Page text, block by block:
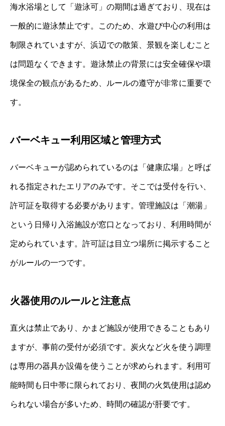
海水浴場として「遊泳可」の期間は過ぎており、現在は
一般的に遊泳禁止です。このため、水遊び中心の利用は
制限されていますが、浜辺での散策、景観を楽しむこと
は問題なくできます。遊泳禁止の背景には安全確保や環
境保全の観点があるため、ルールの遵守が非常に重要で
す。
バーベキュー利用区域と管理方式
バーベキューが認められているのは「健康広場」と呼ば
れる指定されたエリアのみです。そこでは受付を行い、
許可証を取得する必要があります。管理施設は「潮湯」
という日帰り入浴施設が窓口となっており、利用時間が
定められています。許可証は目立つ場所に掲示すること
がルールの一つです。
火器使用のルールと注意点
直火は禁止であり、かまど施設が使用できることもあり
ますが、事前の受付が必須です。炭火など火を使う調理
は専用の器具か設備を使うことが求められます。利用可
能時間も日中帯に限られており、夜間の火気使用は認め
られない場合が多いため、時間の確認が肝要です。